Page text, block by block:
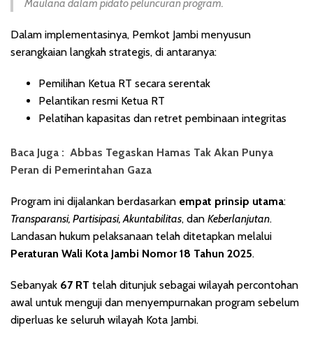
Maulana dalam pidato peluncuran program.
Dalam implementasinya, Pemkot Jambi menyusun
serangkaian langkah strategis, di antaranya:
Pemilihan Ketua RT secara serentak
Pelantikan resmi Ketua RT
Pelatihan kapasitas dan retret pembinaan integritas
Baca Juga : Abbas Tegaskan Hamas Tak Akan Punya
Peran di Pemerintahan Gaza
Program ini dijalankan berdasarkan empat prinsip utama:
Transparansi, Partisipasi, Akuntabilitas, dan Keberlanjutan.
Landasan hukum pelaksanaan telah ditetapkan melalui
Peraturan Wali Kota Jambi Nomor 18 Tahun 2025.
Sebanyak 67 RT telah ditunjuk sebagai wilayah percontohan
awal untuk menguji dan menyempurnakan program sebelum
diperluas ke seluruh wilayah Kota Jambi.